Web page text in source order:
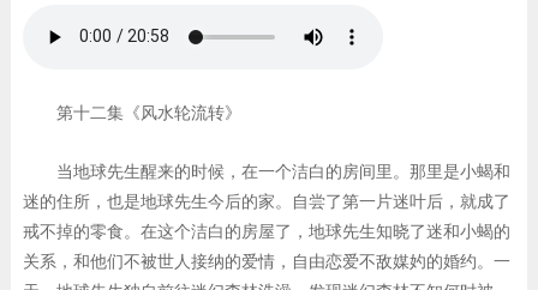
第十二集《风水轮流转》
当地球先生醒来的时候，在一个洁白的房间里。那里是小蝎和
迷的住所，也是地球先生今后的家。自尝了第一片迷叶后，就成了
戒不掉的零食。在这个洁白的房屋了，地球先生知晓了迷和小蝎的
关系，和他们不被世人接纳的爱情，自由恋爱不敌媒妁的婚约。一